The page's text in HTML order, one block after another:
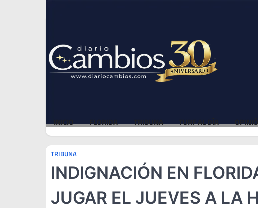
INICIO FLORIDA TRIBUNA TURF AL DÍA
TRIBUNA
INDIGNACIÓN EN
JUGAR EL JUEVES A LA